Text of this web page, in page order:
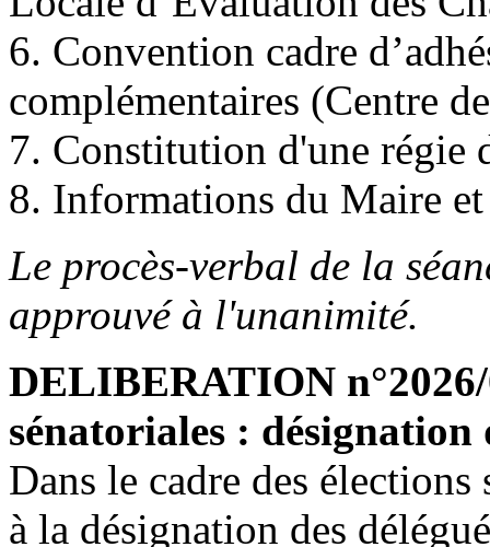
6. Convention cadre
complémentaires (Centre
7. Constitution d'une régie
8. Informations du Maire
Le procès-verbal de la
approuvé à l'unanimité.
DELIBERATION
sénatoriales : désignation
Dans le cadre des
à la désignation des